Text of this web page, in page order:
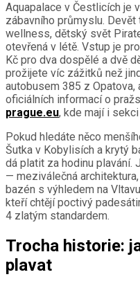
Aquapalace v Čestlicích je
zábavního průmyslu. Devět
wellness, dětský svět
otevřená v létě. Vstup je
Kč pro dva dospělé a dvě
prožijete víc zážitků než
autobusem 385 z Opatova,
oficiálních informací o
prague.eu, kde mají i
Pokud hledáte něco
Šutka v Kobylisích a krytý
dá platit za hodinu plavání.
— meziválečná
bazén s výhledem na
kteří chtějí poctivý
4 zlatým standardem.
Trocha historie:
plavat